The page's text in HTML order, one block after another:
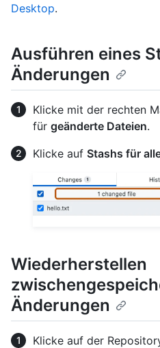
Desktop.
Ausführen eines
Änderungen
Klicke mit der rechten
für geänderte Dateien.
Klicke auf Stashs für
Wiederherstellen
Änderungen
Klicke auf der